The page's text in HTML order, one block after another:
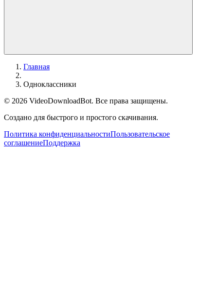
Главная
Одноклассники
© 2026 VideoDownloadBot. Все права защищены.
Создано для быстрого и простого скачивания.
Политика конфиденциальностиПользовательское
соглашениеПоддержка